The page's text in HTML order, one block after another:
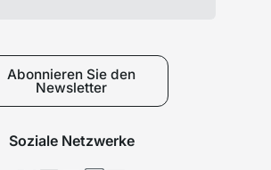
Abonnieren Sie den
Newsletter
Soziale Netzwerke